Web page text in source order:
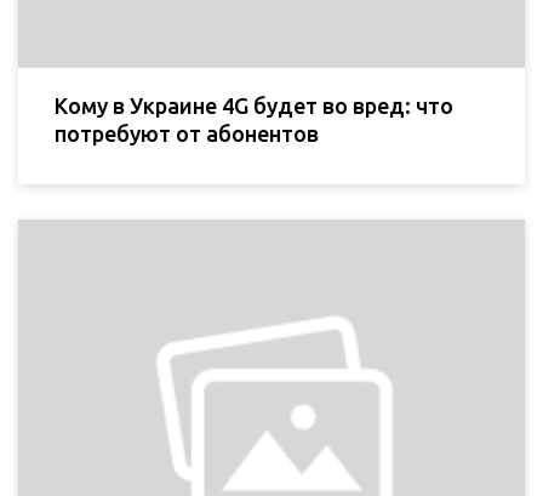
Кому в Украине 4G будет во вред: что
потребуют от абонентов